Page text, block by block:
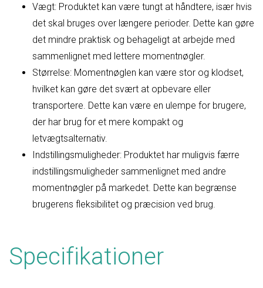
Vægt: Produktet kan være tungt at håndtere, især hvis
det skal bruges over længere perioder. Dette kan gøre
det mindre praktisk og behageligt at arbejde med
sammenlignet med lettere momentnøgler.
Størrelse: Momentnøglen kan være stor og klodset,
hvilket kan gøre det svært at opbevare eller
transportere. Dette kan være en ulempe for brugere,
der har brug for et mere kompakt og
letvægtsalternativ.
Indstillingsmuligheder: Produktet har muligvis færre
indstillingsmuligheder sammenlignet med andre
momentnøgler på markedet. Dette kan begrænse
brugerens fleksibilitet og præcision ved brug.
Specifikationer